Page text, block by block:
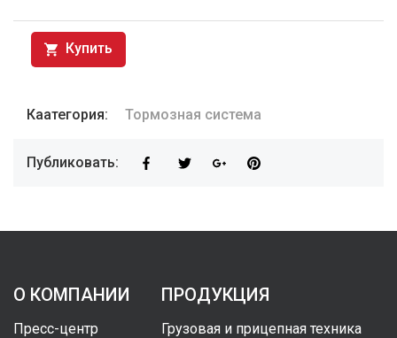
Купить
Каатегория: Тормозная система
Публиковать:
О КОМПАНИИ
Пресс-центр
ПРОДУКЦИЯ
Грузовая и прицепная техника